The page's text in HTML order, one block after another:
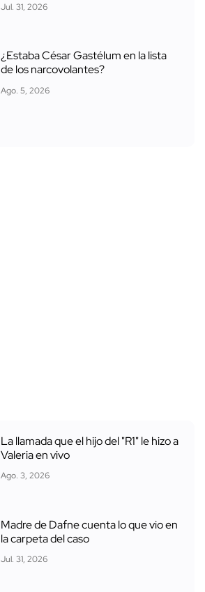
Jul. 31, 2026
¿Estaba César Gastélum en la lista
de los narcovolantes?
Ago. 5, 2026
La llamada que el hijo del "R1" le hizo a
Valeria en vivo
Ago. 3, 2026
Madre de Dafne cuenta lo que vio en
la carpeta del caso
Jul. 31, 2026